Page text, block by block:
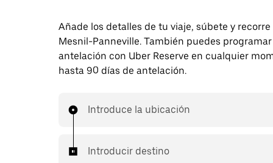
Añade los detalles de tu viaje, súbete y recorre
Mesnil-Panneville. También puedes
antelación con Uber Reserve en cualquier
hasta 90 días de antelación.
Introduce la ubicación
Introducir destino